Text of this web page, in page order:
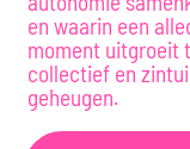
en waarin een
moment uitgroeit
collectief en
geheugen.